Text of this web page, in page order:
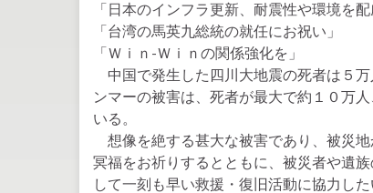
「日本のインフラ更新、耐震性や環境を配
「台湾の馬英九総統の就任にお祝い」
「Ｗｉｎ-Ｗｉｎの関係強化を」
中国で発生した四川大地震の死者は５
ンマーの被害は、死者が最大で約１０万
いる。
想像を絶する甚大な被害であり、被災
冥福をお祈りするとともに、被災者や遺
して一刻も早い救援・復旧活動に協力した